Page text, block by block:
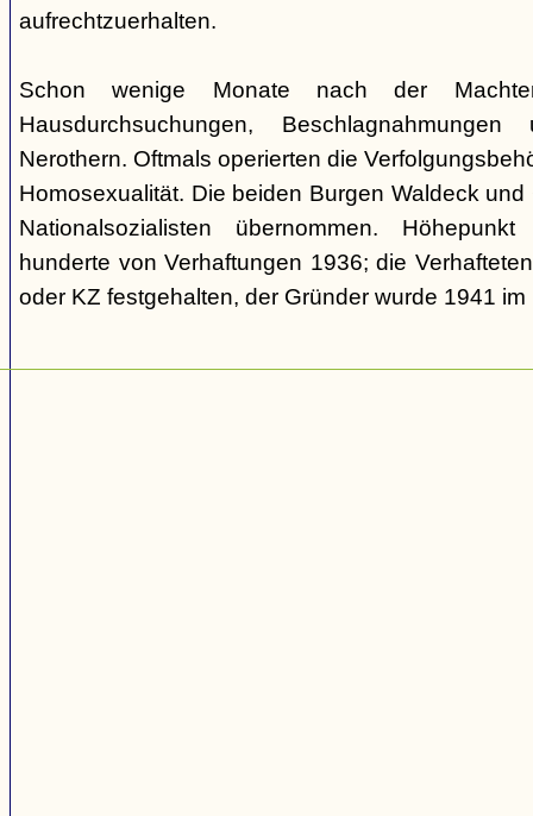
aufrechtzuerhalten.
Schon wenige Monate nach der
Hausdurchsuchungen,
Nerothern. Oftmals operierten die
Homosexualität. Die beiden Burgen Waldeck
Nationalsozialisten übernommen.
hunderte von Verhaftungen 1936; die
oder KZ festgehalten, der Gründer wurde 1941